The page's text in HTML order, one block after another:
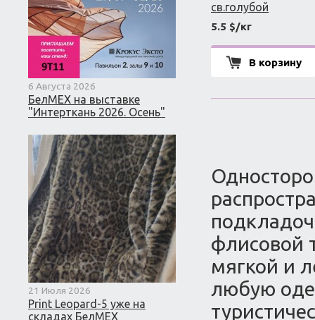
6 Августа 2026
БелМЕХ на выставке
"Интерткань 2026. Осень"
21 Июля 2026
Print Leopard-5 уже на
складах БелМЕХ
св.голубой
5.5 $/кг
В корзину
флисовой
мягкой и
любую